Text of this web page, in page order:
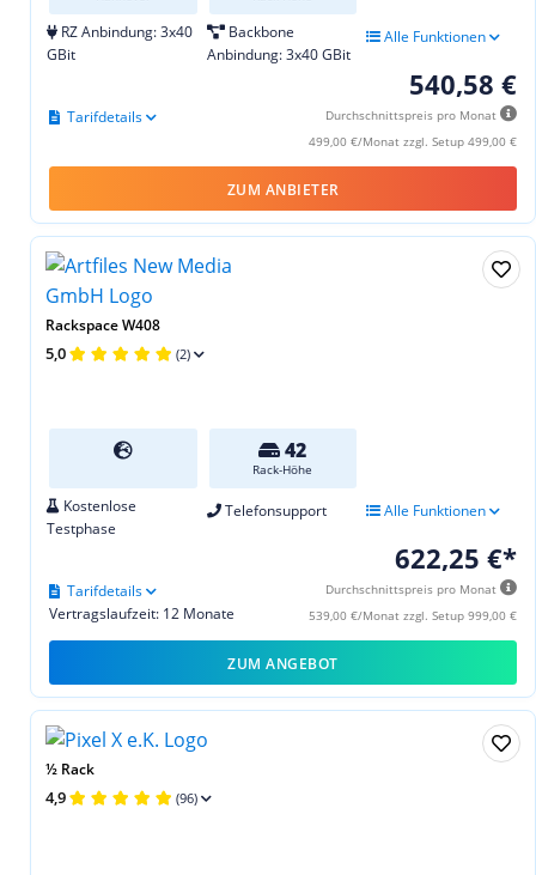
RZ Anbindung: 3x40
GBit
Backbone
Anbindung: 3x40 GBit
Alle Funktionen
540,58 €
Durchschnittspreis pro Monat
499,00 €/Monat zzgl. Setup 499,00 €
Tarifdetails
ZUM ANBIETER
Rackspace W408
5,0 (2)
42
Rack-Höhe
Kostenlose
Testphase
Telefonsupport Alle Funktionen
622,25 €*
Durchschnittspreis pro Monat
539,00 €/Monat zzgl. Setup 999,00 €
Vertragslaufzeit: 12 Monate
Tarifdetails
ZUM ANGEBOT
½ Rack
4,9 (96)